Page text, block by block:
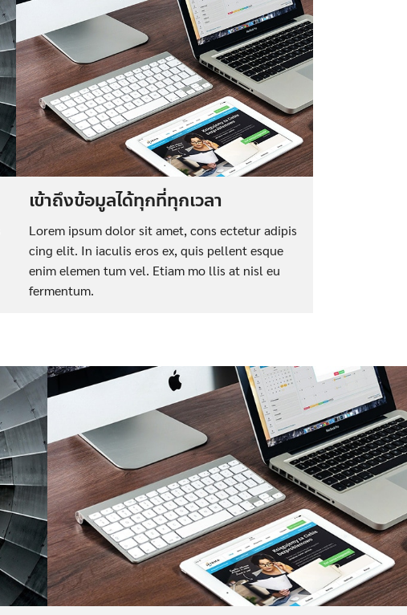
เข้าถึงข้อมูลได้ทุกที่ทุกเวลา
Lorem ipsum dolor sit amet, cons ectetur adipis
cing elit. In iaculis eros ex, quis pellent esque
enim elemen tum vel. Etiam mo llis at nisl eu
fermentum.